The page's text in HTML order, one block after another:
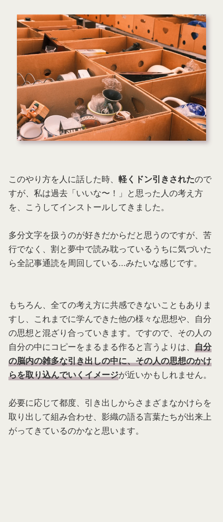
このやり方を人に話した時、 軽くドン引きされたので
すが、私は過去「いいな〜！」と思った人の考え方
を、こうしてインストールしてきました。
多分文字を扱うのが好きだからだと思うのですが、苦
行でなく、割と夢中で読み耽っているうちに気づいた
ら全記事通読を周回している...みたいな感じです。
もちろん、全ての考え方に共感できないこともありま
すし、これまでに学んできた他の様々な思想や、自分
の思想と混ざり合っていきます。ですので、その人の
自分の中にコピーをまるまる作ると言うよりは、 自分
の脳内の雑多な引き出しの中に、その人の思想のかけ
らを取り込んでいくイメージが近いかもしれません。
必要に応じて都度、引き出しからさまざまなかけらを
取り出して組み合わせ、影織の語る言葉たちが出来上
がってきているのかなと思います。